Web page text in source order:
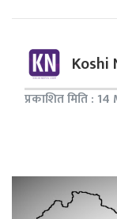
Koshi
प्रकाशित मिति :